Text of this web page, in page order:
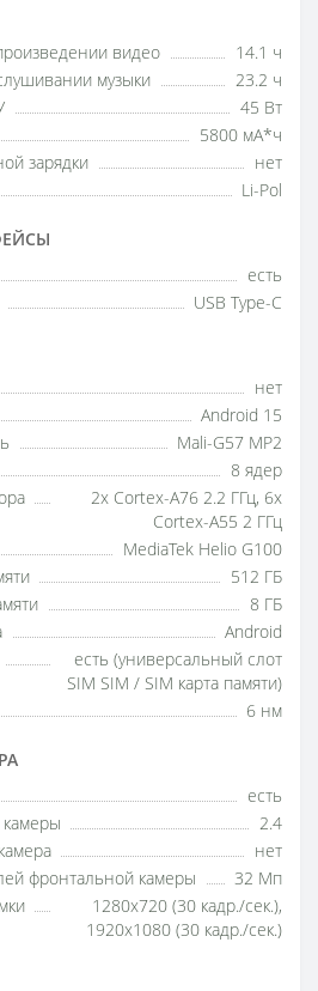
видео
14.1 ч
музыки
23.2 ч
45 Вт
5800 мА*ч
зарядки
нет
Li-Pol
есть
USB Type-C
нет
Android 15
Mali-G57 MP2
8 ядер
2x Cortex-A76 2.2 ГГц, 6x
Cortex-A55 2 ГГц
MediaTek Helio G100
512 ГБ
8 ГБ
Android
есть (универсальный слот
SIM SIM / SIM карта памяти)
6 нм
есть
2.4
нет
фронтальной камеры
32 Мп
1280x720 (30 кадр./сек.),
1920x1080 (30 кадр./сек.)